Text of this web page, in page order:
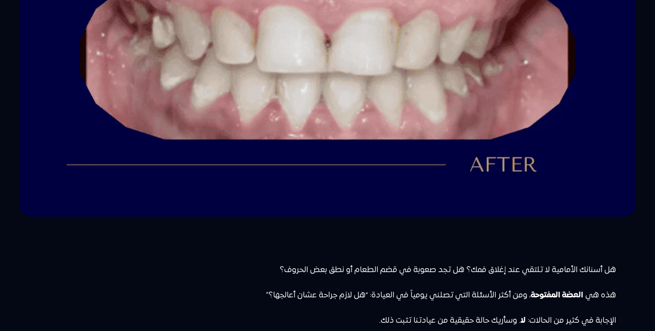
هل أسنانك الأمامية لا تلتقي عند إغلاق فمك؟ هل تجد صعوبة في قضم الطعام أو نطق بعض الحروف؟
هذه هي العضة المفتوحة، ومن أكثر الأسئلة التي تصلني يومياً في العيادة: “هل لازم جراحة عشان أعالجها؟”
الإجابة في كثير من الحالات: لا. وسأريك حالة حقيقية من عيادتنا تثبت ذلك.